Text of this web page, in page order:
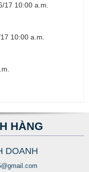
17 10:00 a.m.
10:00 a.m.
HÀNG
DOANH